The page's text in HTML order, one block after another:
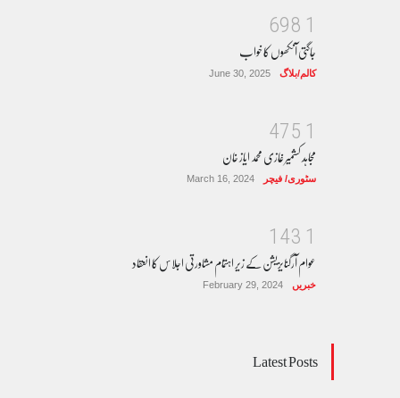
1
8
9
6
جاگتی آنکھوں کا خواب
کالم/بلاگ June 30, 2025
1
5
7
4
مجاہد کشمیر غازی محمد ایاز خان
سٹوری/ فیچر March 16, 2024
1
3
4
1
عوام آرگنایزیشن کے زیر اہتمام مشاورتی اجلاس کا انعقاد
خبریں February 29, 2024
Latest Posts